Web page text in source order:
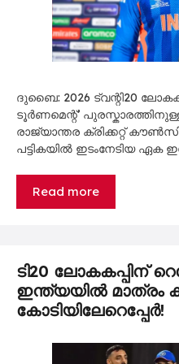
ദുബൈ: 2026 ട്വന്റി20
ടൂർണമെന്റ്’
രാജ്യാന്തര ക്രിക്കറ്റ്
പട്ടികയിൽ ഇടംനേടിയ ഏക
Read more
ടി20 ലോകകപ്പിന്
ഇന്ത്യയിൽ മാത്രം
കോടിയിലേറെപ്പേർ!